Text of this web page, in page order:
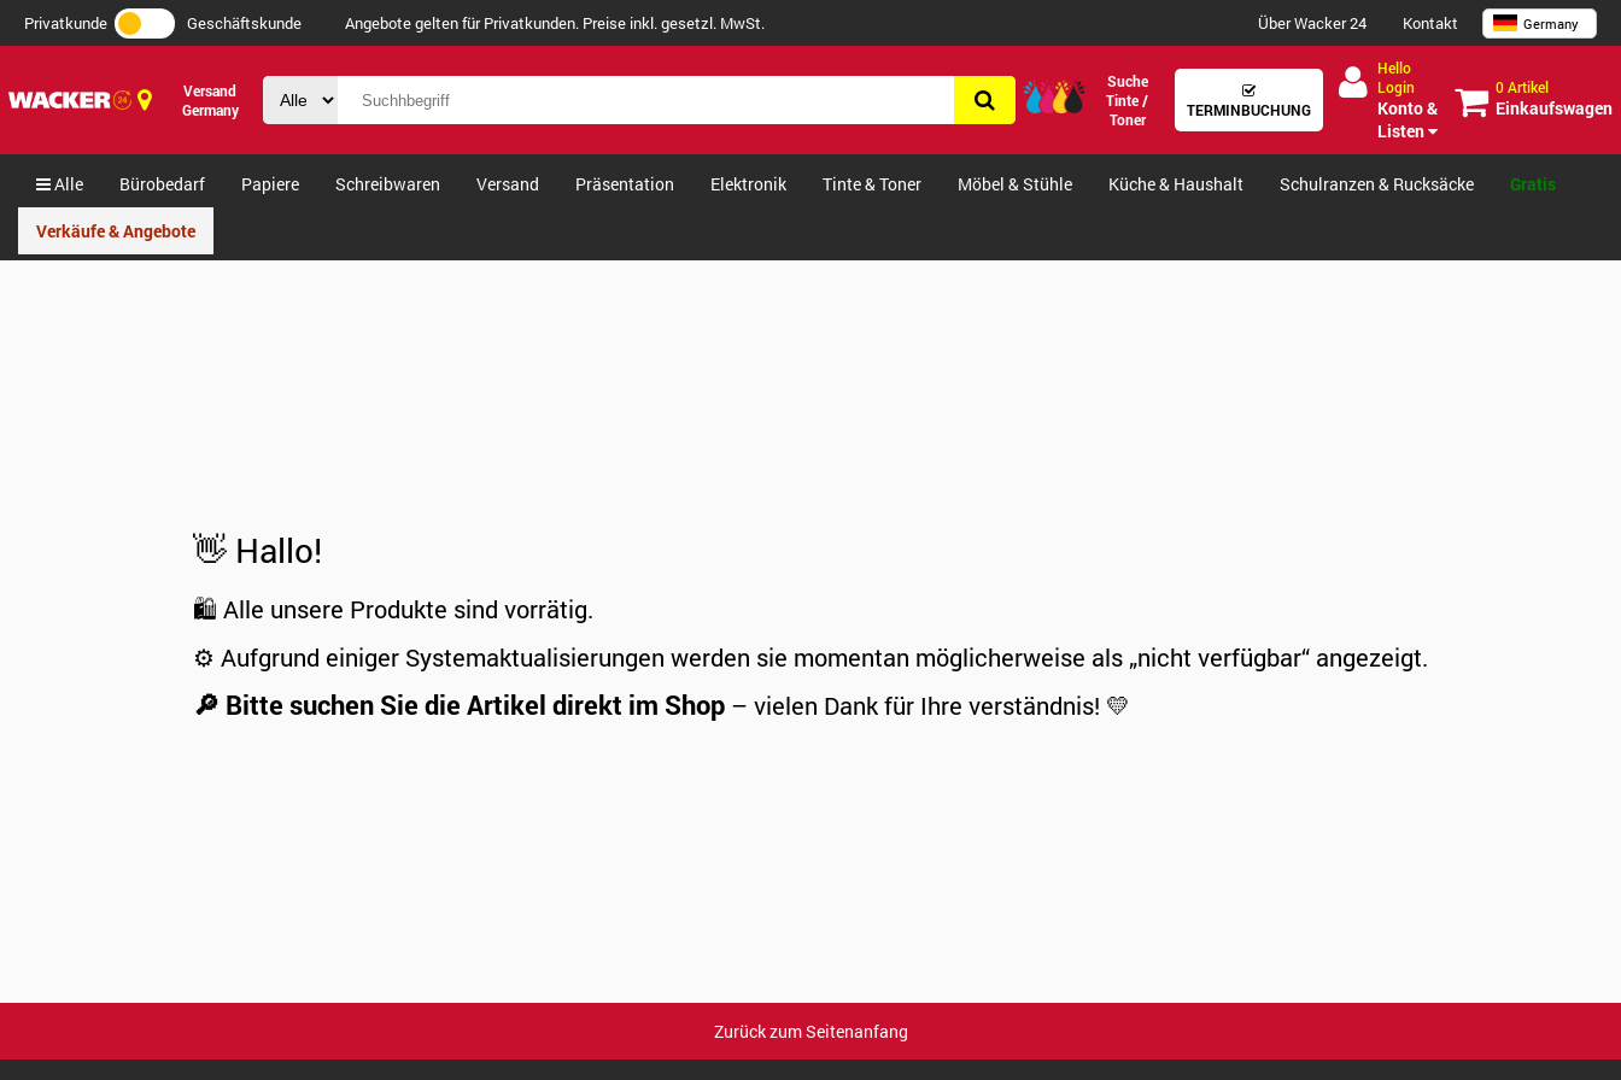
Privatkunde Geschäftskunde Angebote gelten für Privatkunden. Preise inkl. gesetzl. MwSt. Über Wacker 24 Kontakt Germany
Versand
Germany
Suche
Tinte /
Toner
TERMINBUCHUNG
Hello
Login
Konto &
Listen
0 Artikel
Einkaufswagen
Alle Bürobedarf Papiere Schreibwaren Versand Präsentation Elektronik Tinte & Toner Möbel & Stühle Küche & Haushalt Schulranzen & Rucksäcke Gratis
Verkäufe & Angebote
👋 Hallo!
🛍️ Alle unsere Produkte sind vorrätig.
⚙️ Aufgrund einiger Systemaktualisierungen werden sie momentan möglicherweise als „nicht verfügbar“ angezeigt.
🔎 Bitte suchen Sie die Artikel direkt im Shop – vielen Dank für Ihre verständnis! 💛
Zurück zum Seitenanfang